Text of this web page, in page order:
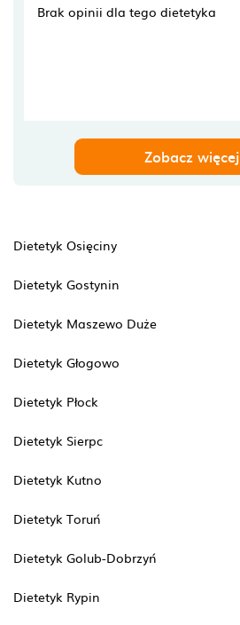
Brak opinii dla tego dietetyka
Zobacz więcej
Dietetyk Osięciny
Dietetyk Gostynin
Dietetyk Maszewo Duże
Dietetyk Głogowo
Dietetyk Płock
Dietetyk Sierpc
Dietetyk Kutno
Dietetyk Toruń
Dietetyk Golub-Dobrzyń
Dietetyk Rypin